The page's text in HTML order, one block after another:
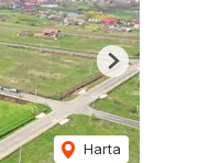
Harta
Next